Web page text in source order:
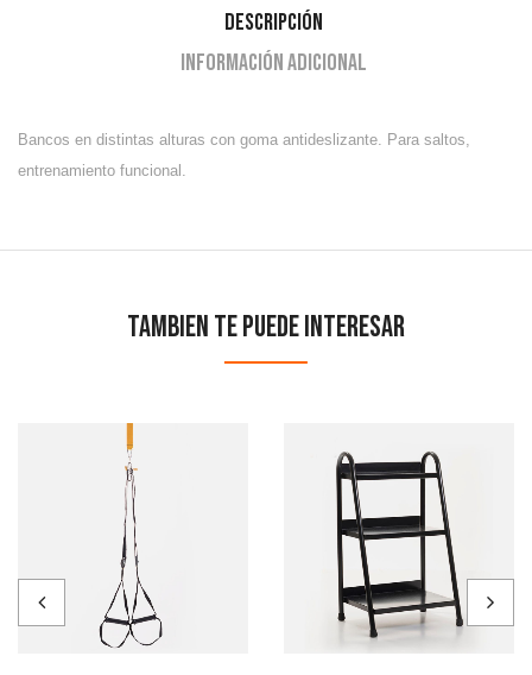
Descripción
Información adicional
Bancos en distintas alturas con goma antideslizante. Para saltos,
entrenamiento funcional.
Tambien te puede interesar